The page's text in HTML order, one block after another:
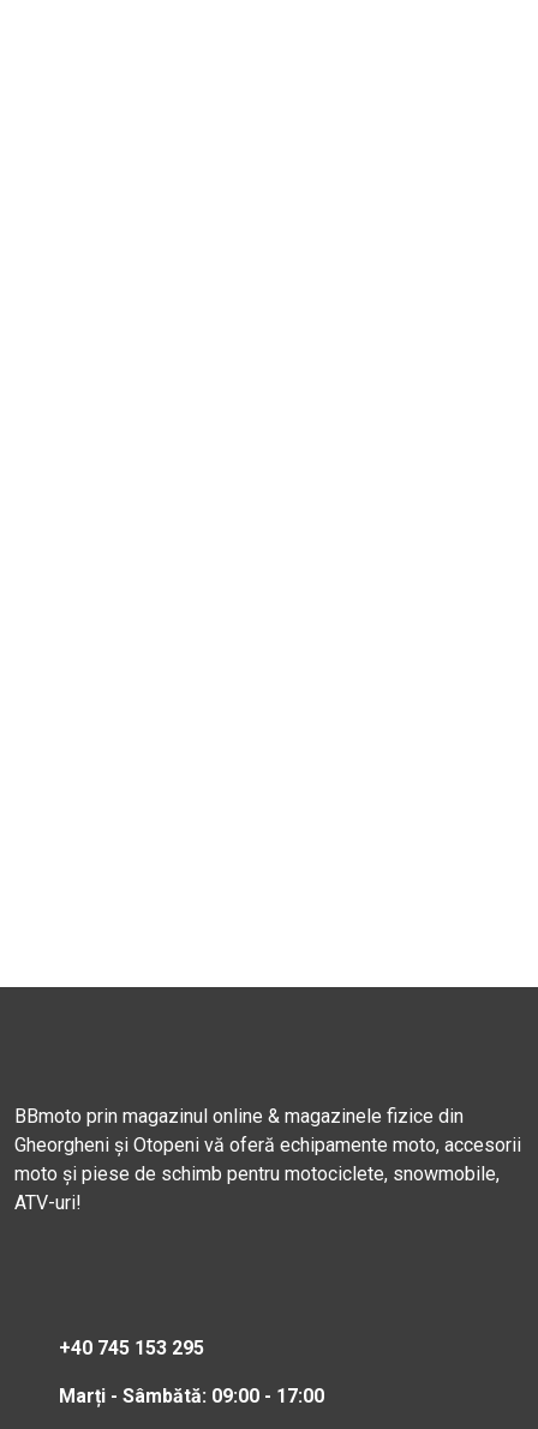
BBmoto prin magazinul online & magazinele fizice din
Gheorgheni și Otopeni vă oferă echipamente moto, accesorii
moto și piese de schimb pentru motociclete, snowmobile,
ATV-uri!
+40 745 153 295
Marți - Sâmbătă: 09:00 - 17:00